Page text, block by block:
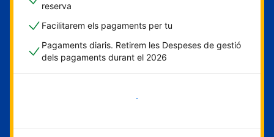
reserva
Facilitarem els pagaments per tu
Pagaments diaris. Retirem les Despeses de gestió
dels pagaments durant el 2026
Comença ara